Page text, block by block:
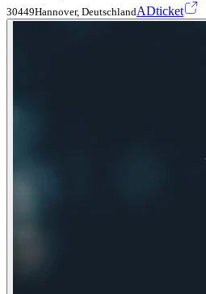
30449Hannover, DeutschlandADticket